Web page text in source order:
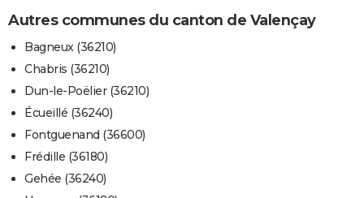
Autres communes du canton de Valençay
Bagneux (36210)
Chabris (36210)
Dun-le-Poëlier (36210)
Écueillé (36240)
Fontguenand (36600)
Frédille (36180)
Gehée (36240)